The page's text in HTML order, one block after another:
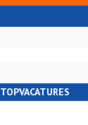
TOPVACATURES